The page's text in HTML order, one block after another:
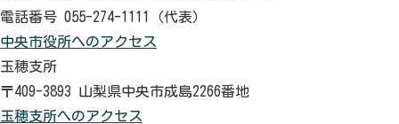
電話番号 055-274-1111（代表）
中央市役所へのアクセス
玉穂支所
〒409-3893 山梨県中央市成島2266番地
玉穂支所へのアクセス